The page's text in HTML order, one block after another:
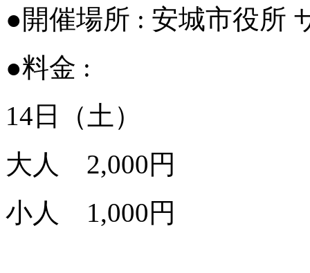
●開催場所 : 安城市役所
●料金 :
14日（土）
大人 2,000円
小人 1,000円